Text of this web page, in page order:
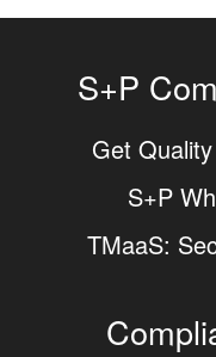
S+P
Get
S+P
TMaaS: